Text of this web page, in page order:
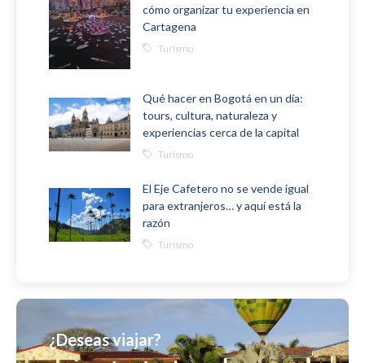
cómo organizar tu experiencia en
Cartagena
Turismo
Qué hacer en Bogotá en un día:
tours, cultura, naturaleza y
experiencias cerca de la capital
Turismo
El Eje Cafetero no se vende igual
para extranjeros… y aquí está la
razón
Turismo
¿Deseas viajar?